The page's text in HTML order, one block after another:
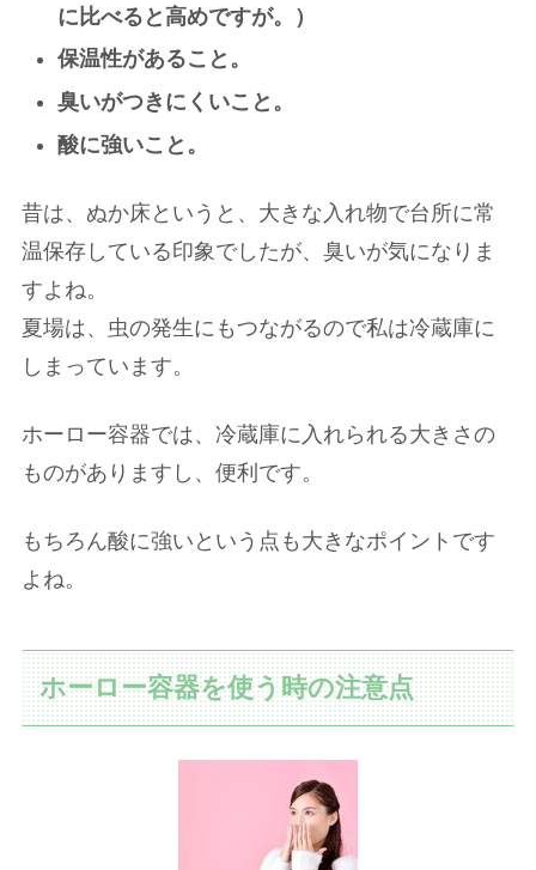
に比べると高めですが。）
保温性があること。
臭いがつきにくいこと。
酸に強いこと。
昔は、ぬか床というと、大きな入れ物で台所に常
温保存している印象でしたが、臭いが気になりま
すよね。
夏場は、虫の発生にもつながるので私は冷蔵庫に
しまっています。
ホーロー容器では、冷蔵庫に入れられる大きさの
ものがありますし、便利です。
もちろん酸に強いという点も大きなポイントです
よね。
ホーロー容器を使う時の注意点